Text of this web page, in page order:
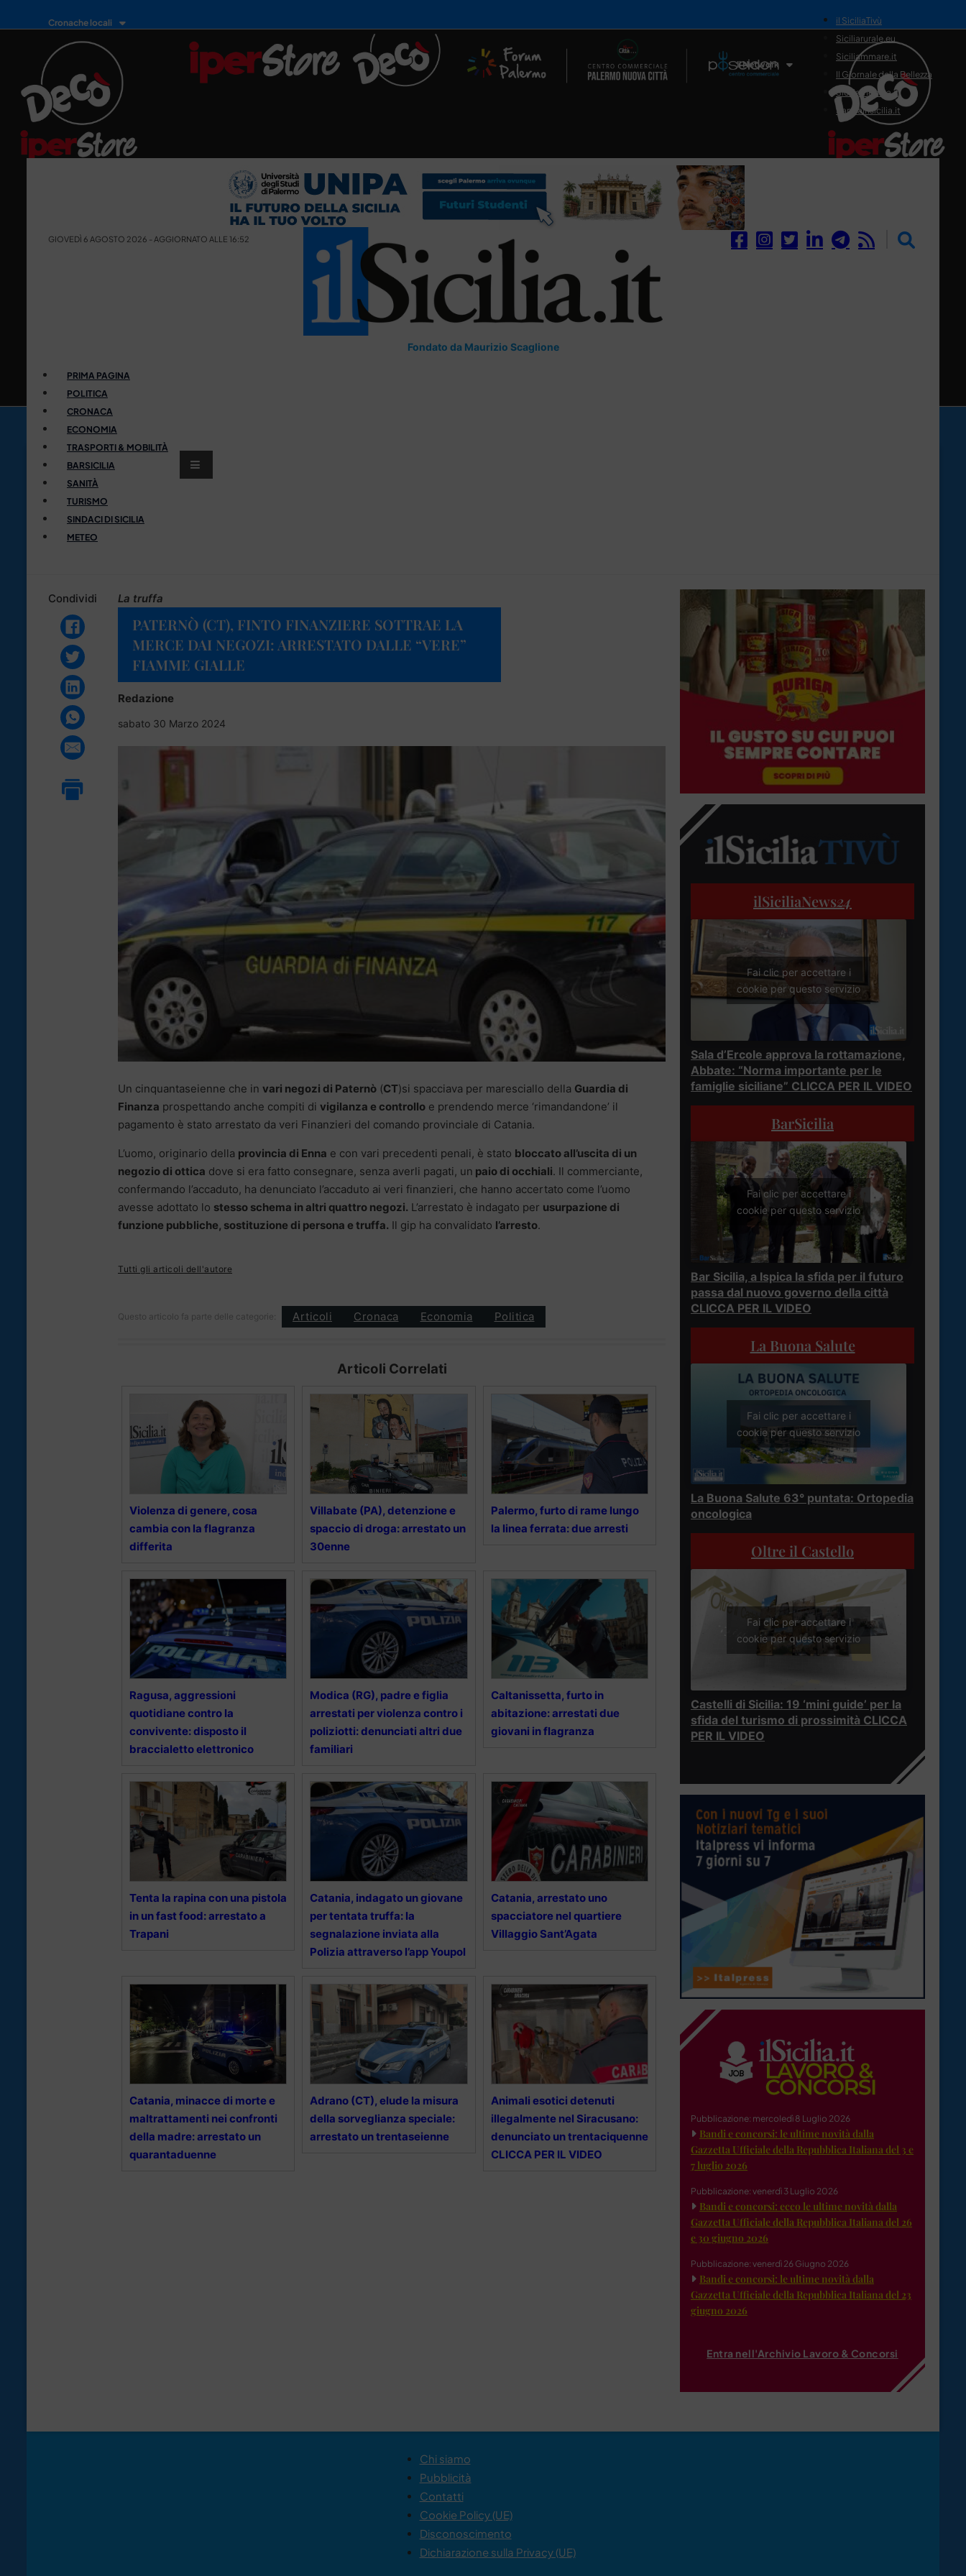
Cronache locali
Il Network
il SiciliaTivù
Siciliarurale.eu
Siciliammare.it
Il Giornale della Bellezza
Siciliamedica.it
Sanitainsicilia.it
GIOVEDÌ 6 AGOSTO 2026 - AGGIORNATO ALLE 16:52
Fondato da Maurizio Scaglione
PRIMA PAGINA
POLITICA
CRONACA
ECONOMIA
TRASPORTI & MOBILITÀ
BARSICILIA
SANITÀ
TURISMO
SINDACI DI SICILIA
METEO
Condividi La truffa
PATERNÒ (CT), FINTO FINANZIERE SOTTRAE LA
MERCE DAI NEGOZI: ARRESTATO DALLE “VERE”
FIAMME GIALLE
Redazione
sabato 30 Marzo 2024
Un cinquantaseienne che in vari negozi di Paternò (CT)si spacciava per maresciallo della Guardia di
Finanza prospettando anche compiti di vigilanza e controllo e prendendo merce ‘rimandandone’ il
pagamento è stato arrestato da veri Finanzieri del comando provinciale di Catania.
L’uomo, originario della provincia di Enna e con vari precedenti penali, è stato bloccato all’uscita di un
negozio di ottica dove si era fatto consegnare, senza averli pagati, un paio di occhiali. Il commerciante,
confermando l’accaduto, ha denunciato l’accaduto ai veri finanzieri, che hanno accertato come l’uomo
avesse adottato lo stesso schema in altri quattro negozi. L’arrestato è indagato per usurpazione di
funzione pubbliche, sostituzione di persona e truffa. Il gip ha convalidato l’arresto.
Tutti gli articoli dell'autore
Questo articolo fa parte delle categorie: Articoli Cronaca Economia Politica
Articoli Correlati
Violenza di genere, cosa
cambia con la flagranza
differita
Villabate (PA), detenzione e
spaccio di droga: arrestato un
30enne
Palermo, furto di rame lungo
la linea ferrata: due arresti
Ragusa, aggressioni
quotidiane contro la
convivente: disposto il
braccialetto elettronico
Modica (RG), padre e figlia
arrestati per violenza contro i
poliziotti: denunciati altri due
familiari
Caltanissetta, furto in
abitazione: arrestati due
giovani in flagranza
Tenta la rapina con una pistola
in un fast food: arrestato a
Trapani
Catania, indagato un giovane
per tentata truffa: la
segnalazione inviata alla
Polizia attraverso l’app Youpol
Catania, arrestato uno
spacciatore nel quartiere
Villaggio Sant’Agata
Catania, minacce di morte e
maltrattamenti nei confronti
della madre: arrestato un
quarantaduenne
Adrano (CT), elude la misura
della sorveglianza speciale:
arrestato un trentaseienne
Animali esotici detenuti
illegalmente nel Siracusano:
denunciato un trentaciquenne
CLICCA PER IL VIDEO
ilSiciliaNews24
Fai clic per accettare i
cookie per questo servizio
Sala d’Ercole approva la rottamazione,
Abbate: “Norma importante per le
famiglie siciliane” CLICCA PER IL VIDEO
BarSicilia
Fai clic per accettare i
cookie per questo servizio
Bar Sicilia, a Ispica la sfida per il futuro
passa dal nuovo governo della città
CLICCA PER IL VIDEO
La Buona Salute
Fai clic per accettare i
cookie per questo servizio
La Buona Salute 63° puntata: Ortopedia
oncologica
Oltre il Castello
Fai clic per accettare i
cookie per questo servizio
Castelli di Sicilia: 19 ‘mini guide’ per la
sfida del turismo di prossimità CLICCA
PER IL VIDEO
Pubblicazione: mercoledì 8 Luglio 2026
Bandi e concorsi: le ultime novità dalla
Gazzetta Ufficiale della Repubblica Italiana del 3 e
7 luglio 2026
Pubblicazione: venerdì 3 Luglio 2026
Bandi e concorsi: ecco le ultime novità dalla
Gazzetta Ufficiale della Repubblica Italiana del 26
e 30 giugno 2026
Pubblicazione: venerdì 26 Giugno 2026
Bandi e concorsi: le ultime novità dalla
Gazzetta Ufficiale della Repubblica Italiana del 23
giugno 2026
Entra nell'Archivio Lavoro & Concorsi
Chi siamo
Pubblicità
Contatti
Cookie Policy (UE)
Disconoscimento
Dichiarazione sulla Privacy (UE)